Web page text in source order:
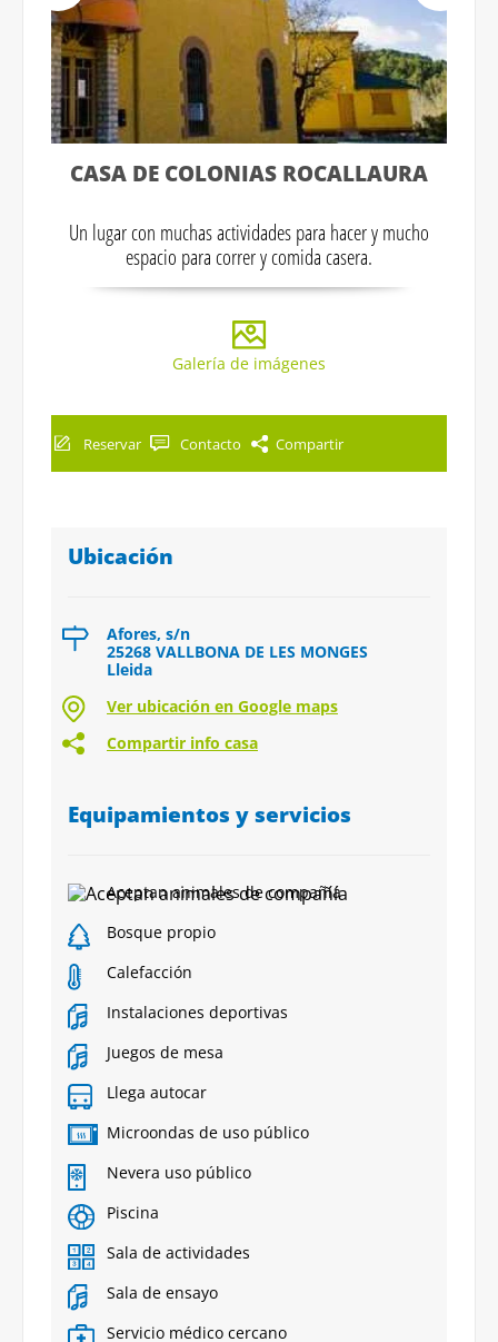
CASA DE COLONIAS ROCALLAURA
Un lugar con muchas actividades para hacer y mucho
espacio para correr y comida casera.
Galería de imágenes
Reservar Contacto Compartir
Ubicación
Afores, s/n
25268 VALLBONA DE LES MONGES
Lleida
Ver ubicación en Google maps
Compartir info casa
Equipamientos y servicios
Aceptan animales de compañía
Bosque propio
Calefacción
Instalaciones deportivas
Juegos de mesa
Llega autocar
Microondas de uso público
Nevera uso público
Piscina
Sala de actividades
Sala de ensayo
Servicio médico cercano